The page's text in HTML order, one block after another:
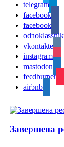
telegram
facebook
facebook
vkontakte
instagram
mastodon
feedburner
airbnb
Завершена